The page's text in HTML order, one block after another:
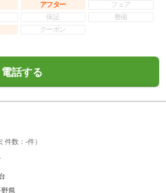
アフター
フェア
保証
整備
クーポン
電話する
件数： -件）
台
野県